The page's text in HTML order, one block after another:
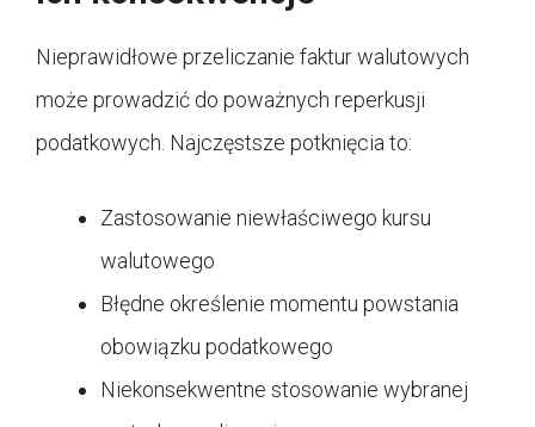
Nieprawidłowe przeliczanie faktur walutowych
może prowadzić do poważnych reperkusji
podatkowych. Najczęstsze potknięcia to:
Zastosowanie niewłaściwego kursu
walutowego
Błędne określenie momentu powstania
obowiązku podatkowego
Niekonsekwentne stosowanie wybranej